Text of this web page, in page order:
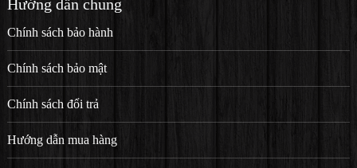
Hướng dẫn chung
Chính sách bảo hành
Chính sách bảo mật
Chính sách đổi trả
Hướng dẫn mua hàng